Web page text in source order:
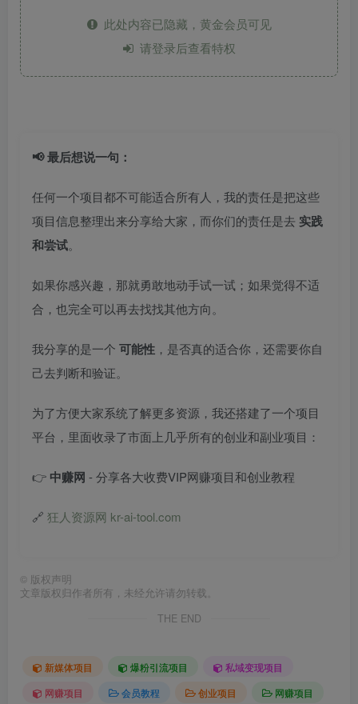
此处内容已隐藏，黄金会员可见
请登录后查看特权
📢 最后想说一句：
任何一个项目都不可能适合所有人，我的责任是把这些
项目信息整理出来分享给大家，而你们的责任是去 实践
和尝试。
如果你感兴趣，那就勇敢地动手试一试；如果觉得不适
合，也完全可以再去找找其他方向。
我分享的是一个 可能性 ，是否真的适合你，还需要你自
己去判断和验证。
为了方便大家系统了解更多资源，我还搭建了一个项目
平台，里面收录了市面上几乎所有的创业和副业项目：
👉 中赚网 - 分享各大收费VIP网赚项目和创业教程
🔗 狂人资源网 kr-ai-tool.com
© 版权声明
文章版权归作者所有，未经允许请勿转载。
THE END
新媒体项目 爆粉引流项目
私域变现项目
网赚项目
会员教程 创业项目
网赚项目